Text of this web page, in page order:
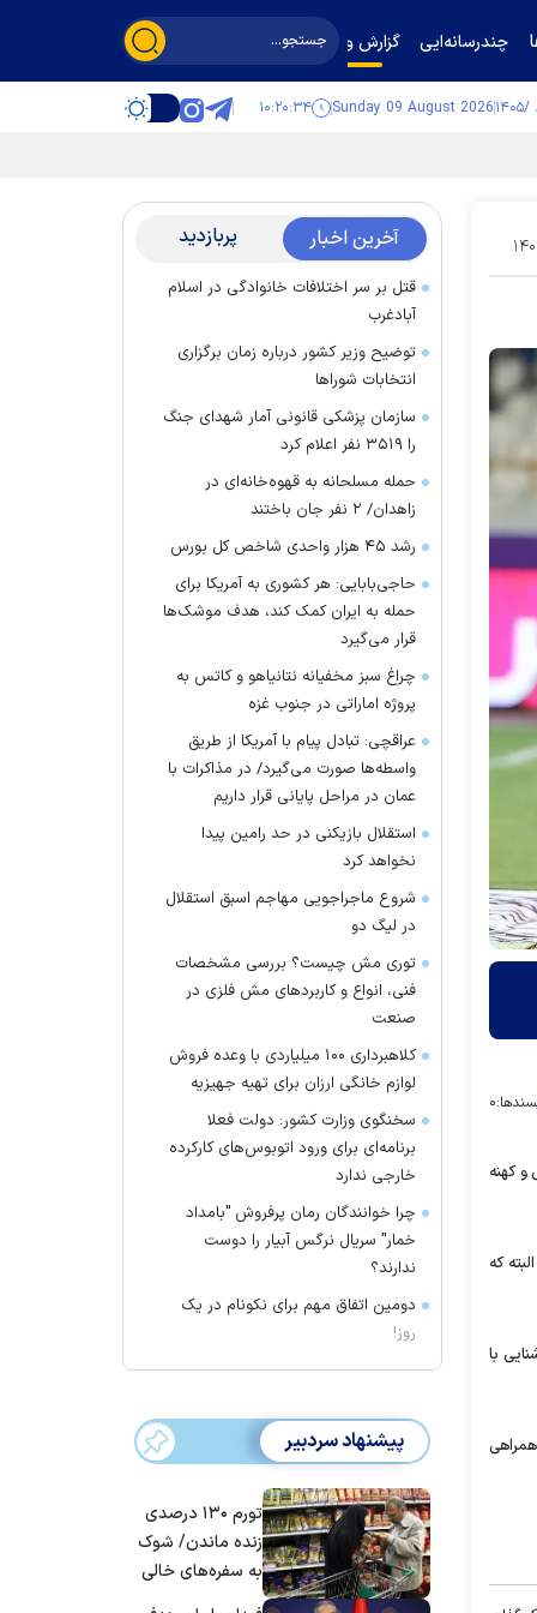
چندرسانه‌ایی گزارش و گفت‌وگو
Sunday 09 August 2026 ۱۰:۲۰:۳۵
۲۵
۰
کهنه
که
با
آخرین اخبار پربازدید
قتل بر سر اختلافات خانوادگی در اسلام
آبادغرب
توضیح وزیر کشور درباره زمان برگزاری
انتخابات شورا‌ها
سازمان پزشکی قانونی آمار شهدای جنگ
را ۳۵۱۹ نفر اعلام کرد
حمله مسلحانه به قهوه‌خانه‌ای در
زاهدان/ ۲ نفر جان باختند
رشد ۴۵ هزار واحدی شاخص کل بورس
حاجی‌بابایی: هر کشوری به آمریکا برای
حمله به ایران کمک کند، هدف موشک‌ها
قرار می‌گیرد
چراغ سبز مخفیانه نتانیاهو و کاتس به
پروژه اماراتی در جنوب غزه
عراقچی: تبادل پیام با آمریکا از طریق
واسطه‌ها صورت می‌گیرد/ در مذاکرات با
عمان در مراحل پایانی قرار داریم
استقلال بازیکنی در حد رامین پیدا
نخواهد کرد
شروع ماجراجویی مهاجم اسبق استقلال
در لیگ دو
توری مش چیست؟ بررسی مشخصات
فنی، انواع و کاربردهای مش فلزی در
صنعت
کلاهبرداری ۱۰۰ میلیاردی با وعده فروش
لوازم خانگی ارزان برای تهیه جهیزیه
سخنگوی وزارت کشور: دولت فعلا
برنامه‌ای برای ورود اتوبوس‌های کارکرده
خارجی ندارد
چرا خوانندگان رمان پرفروش "بامداد
خمار" سریال نرگس آبیار را دوست
ندارند؟
دومین اتفاق مهم برای نکونام در یک
روز!
پیشنهاد سردبیر
تورم ۱۳۰ درصدی
زنده ماندن/ شوک
به سفره‌های خالی